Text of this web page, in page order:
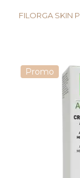
FILORGA SKIN
Promo